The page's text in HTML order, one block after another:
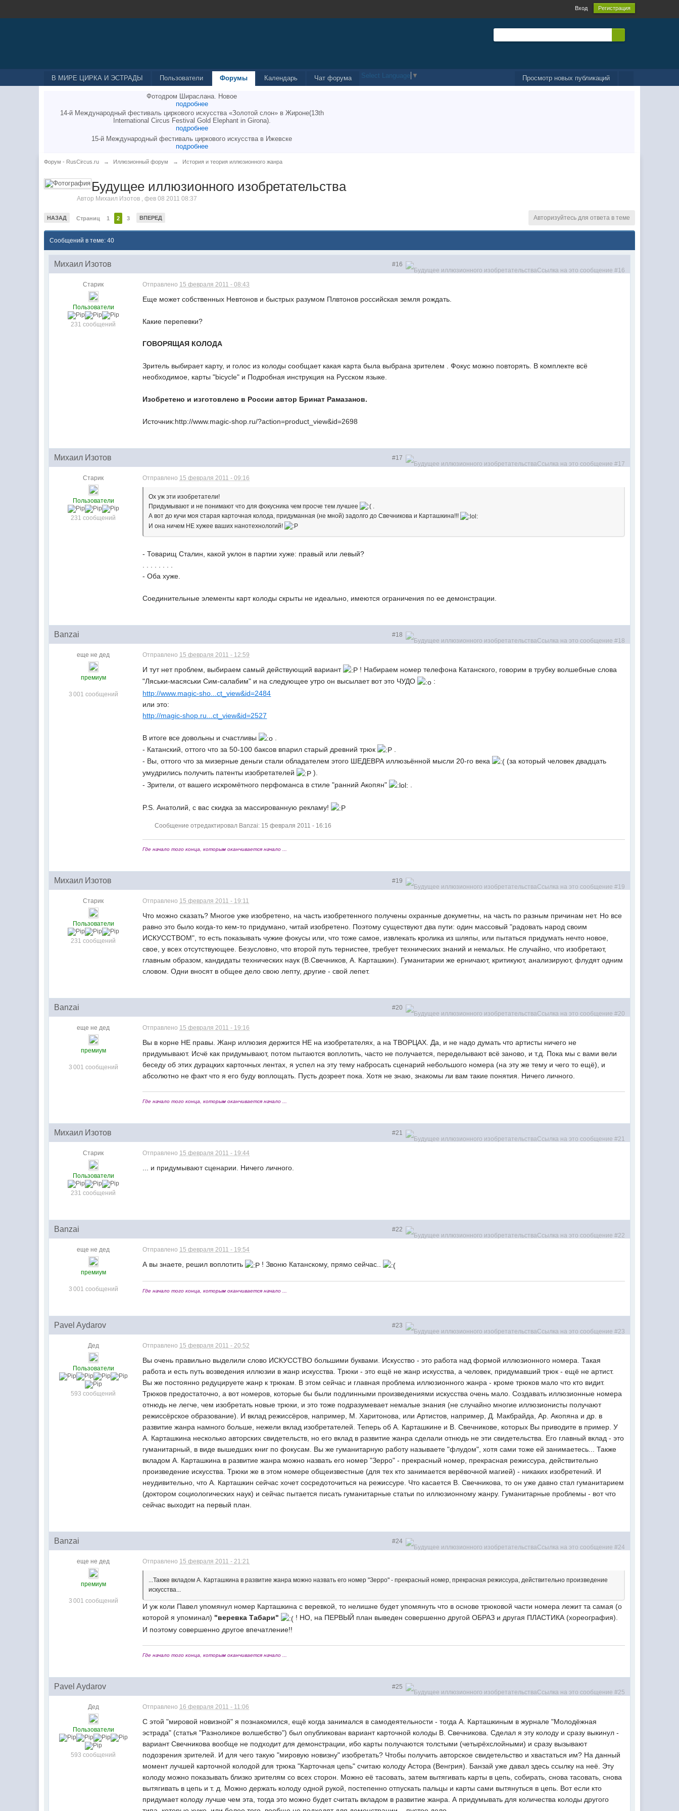
Вход Регистрация
Просмотр новых публикаций
В МИРЕ ЦИРКА И ЭСТРАДЫ Пользователи Форумы Календарь Чат форума Select Language ▼
Фотодром Шираслана. Новое
подробнее
14-й Международный фестиваль циркового искусства «Золотой слон» в Жироне(13th
International Circus Festival Gold Elephant in Girona).
подробнее
15-й Международный фестиваль циркового искусства в Ижевске
подробнее
Форум - RusCircus.ru → Иллюзионный форум → История и теория иллюзионного жанра
Будущее иллюзионного изобретательства
Автор Михаил Изотов ,фев 08 2011 08:37
НАЗАД Страниц 1 2 3 ВПЕРЕД Авторизуйтесь для ответа в теме
Сообщений в теме: 40
#16
Михаил Изотов
Старик
Пользователи
231 сообщений
Отправлено 15 февраля 2011 - 08:43
Еще может собственных Невтонов и быстрых разумом Плвтонов российская земля рождать.
Какие перепевки?
ГОВОРЯЩАЯ КОЛОДА
Зритель выбирает карту, и голос из колоды сообщает какая карта была выбрана зрителем . Фокус можно повторять. В комплекте всё
необходимое, карты "bicycle" и Подробная инструкция на Русском языке.
Изобретено и изготовлено в России автор Бринат Рамазанов.
Источник:http://www.magic-shop.ru/?action=product_view&id=2698
#17
Михаил Изотов
Старик
Пользователи
231 сообщений
Отправлено 15 февраля 2011 - 09:16
Ох уж эти изобретатели!
Придумывают и не понимают что для фокусника чем просче тем лучшее
.
А вот до кучи моя старая карточная колода, придуманная (не мной) задолго до Свечникова и Карташкина!!!
И она ничем НЕ хужее ваших нанотехнологий!
- Товарищ Сталин, какой уклон в партии хуже: правый или левый?
- Оба хуже.
Соединительные элементы карт колоды скрыты не идеально, имеются ограничения по ее демонстрации.
#18
Banzai
еще не дед
премиум
3 001 сообщений
Отправлено 15 февраля 2011 - 12:59
И тут нет проблем, выбираем самый действующий вариант
! Набираем номер телефона Катанского, говорим в трубку волшебные слова
"Ляськи-масяськи Сим-салабим" и на следующее утро он высылает вот это ЧУДО
:
http://www.magic-sho...ct_view&id=2484
или это:
http://magic-shop.ru...ct_view&id=2527
В итоге все довольны и счастливы
- Катанский, оттого что за 50-100 баксов впарил старый древний трюк
- Вы, оттого что за мизерные деньги стали обладателем этого ШЕДЕВРА иллюзьённой мысли 20-го века
(за который человек двадцать
умудрились получить патенты изобретателей
).
- Зрители, от вашего искромётного перфоманса в стиле "ранний Акопян"
P.S. Анатолий, с вас скидка за массированную рекламу!
Сообщение отредактировал Banzai: 15 февраля 2011 - 16:16
Где начало того конца, которым оканчивается начало ...
#19
Михаил Изотов
Старик
Пользователи
231 сообщений
Отправлено 15 февраля 2011 - 19:11
Что можно сказать? Многое уже изобретено, на часть изобретенного получены охранные докуметны, на часть по разным причинам нет. Но все
равно это было когда-то кем-то придумано, читай изобретено. Поэтому существуют два пути: один массовый "радовать народ своим
ИСКУССТВОМ", то есть показывать чужие фокусы или, что тоже самое, извлекать кролика из шляпы, или пытаться придумать нечто новое,
свое, у всех отсутствующее. Безусловно, что второй путь тернистее, требует технических знаний и немалых. Не случайно, что изобретают,
главным образом, кандидаты технических наук (В.Свечников, А. Карташкин). Гуманитарии же ерничают, критикуют, анализируют, флудят одним
словом. Одни вносят в общее дело свою лепту, другие - свой лепет.
#20
Banzai
еще не дед
премиум
3 001 сообщений
Отправлено 15 февраля 2011 - 19:16
Вы в корне НЕ правы. Жанр иллюзия держится НЕ на изобретателях, а на ТВОРЦАХ. Да, и не надо думать что артисты ничего не
придумывают. Исчё как придумывают, потом пытаются воплотить, часто не получается, переделывают всё заново, и т.д. Пока мы с вами вели
беседу об этих дурацких карточных лентах, я успел на эту тему набросать сценарий небольшого номера (на эту же тему и чего то ещё), и
абсолютно не факт что я его буду воплощать. Пусть дозреет пока. Хотя не знаю, знакомы ли вам такие понятия. Ничего личного.
Где начало того конца, которым оканчивается начало ...
#21
Михаил Изотов
Старик
Пользователи
231 сообщений
Отправлено 15 февраля 2011 - 19:44
... и придумывают сценарии. Ничего личного.
#22
Banzai
еще не дед
премиум
3 001 сообщений
Отправлено 15 февраля 2011 - 19:54
А вы знаете, решил воплотить ! Звоню Катанскому, прямо сейчас..
Где начало того конца, которым оканчивается начало ...
#23
Pavel Aydarov
Дед
Пользователи
593 сообщений
Отправлено 15 февраля 2011 - 20:52
Вы очень правильно выделили слово ИСКУССТВО большими буквами. Искусство - это работа над формой иллюзионного номера. Такая
работа и есть путь возведения иллюзии в жанр искусства. Трюки - это ещё не жанр искусства, а человек, придумавший трюк - ещё не артист.
Вы же постоянно редуцируете жанр к трюкам. В этом сейчас и главная проблема иллюзионного жанра - кроме трюков мало что кто видит.
Трюков предостаточно, а вот номеров, которые бы были подлинными произведениями искусства очень мало. Создавать иллюзионные номера
отнюдь не легче, чем изобретать новые трюки, и это тоже подразумевает немалые знания (не случайно многие иллюзионисты получают
режиссёрское образование). И вклад режиссёров, например, М. Харитонова, или Артистов, например, Д. Макбрайда, Ар. Акопяна и др. в
развитие жанра намного больше, нежели вклад изобретателей. Теперь об А. Карташкине и В. Свечникове, которых Вы приводите в пример. У
А. Карташкина несколько авторских свидетельств, но его вклад в развитие жанра сделали отнюдь не эти свидетельства. Его главный вклад - это
гуманитарный, в виде вышедших книг по фокусам. Вы же гуманитарную работу называете "флудом", хотя сами тоже ей занимаетесь... Также
вкладом А. Карташкина в развитие жанра можно назвать его номер "Зерро" - прекрасный номер, прекрасная режиссура, действительно
произведение искусства. Трюки же в этом номере общеизвестные (для тех кто занимается верёвочной магией) - никаких изобретений. И
неудивительно, что А. Карташкин сейчас хочет сосредоточиться на режиссуре. Что касается В. Свечникова, то он уже давно стал гуманитарием
(доктором социологических наук) и сейчас пытается писать гуманитарные статьи по иллюзионному жанру. Гуманитарные проблемы - вот что
сейчас выходит на первый план.
#24
Banzai
еще не дед
премиум
3 001 сообщений
Отправлено 15 февраля 2011 - 21:21
...Также вкладом А. Карташкина в развитие жанра можно назвать его номер "Зерро" - прекрасный номер, прекрасная режиссура, действительно произведение
искусства...
И уж коли Павел упомянул номер Карташкина с веревкой, то нелишне будет упомянуть что в основе трюковой части номера лежит та самая (о
которой я упоминал) "веревка Табари"
! НО, на ПЕРВЫЙ план выведен совершенно другой ОБРАЗ и другая ПЛАСТИКА (хореография).
И поэтому совершенно другое впечатление!!
Где начало того конца, которым оканчивается начало ...
#25
Pavel Aydarov
Дед
Пользователи
593 сообщений
Отправлено 16 февраля 2011 - 11:06
С этой "мировой новизной" я познакомился, ещё когда занимался в самодеятельности - тогда А. Карташкиным в журнале "Молодёжная
эстрада" (статья "Разноликое волшебство") был опубликован вариант карточной колоды В. Свечникова. Сделал я эту колоду и сразу выкинул -
вариант Свечникова вообще не подходит для демонстрации, ибо карты получаются толстыми (четырёхслойными) и сразу вызывают
подозрения зрителей. И для чего такую "мировую новизну" изобретать? Чтобы получить авторское свидетельство и хвастаться им? На данный
момент лучшей карточной колодой для трюка "Карточная цепь" считаю колоду Астора (Венгрия). Банзай уже давал здесь ссылку на неё. Эту
колоду можно показывать близко зрителям со всех сторон. Можно её тасовать, затем вытягивать карты в цепь, собирать, снова тасовать, снова
вытягивать в цепь и т. д. Можно держать колоду одной рукой, постепенно отпускать пальцы и карты сами вытянуться в цепь. Вот если кто
придумает колоду лучше чем эта, тогда это можно будет считать вкладом в развитие жанра. А придумывать для количества колоды другого